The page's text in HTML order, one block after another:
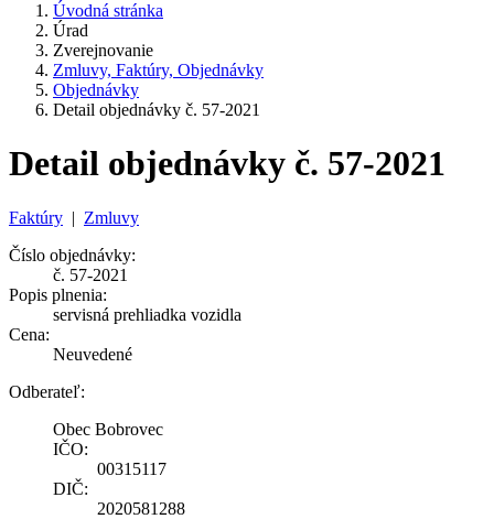
Úvodná stránka
Úrad
Zverejnovanie
Zmluvy, Faktúry, Objednávky
Objednávky
Detail objednávky č. 57-2021
Detail objednávky č. 57-2021
Faktúry | Zmluvy
Číslo objednávky:
č. 57-2021
Popis plnenia:
servisná prehliadka vozidla
Cena:
Neuvedené
Odberateľ:
Obec Bobrovec
IČO:
00315117
DIČ:
2020581288